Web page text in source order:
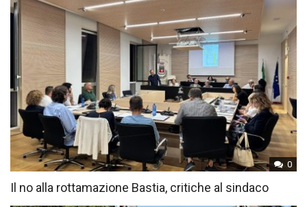
0
Il no alla rottamazione Bastia, critiche al sindaco